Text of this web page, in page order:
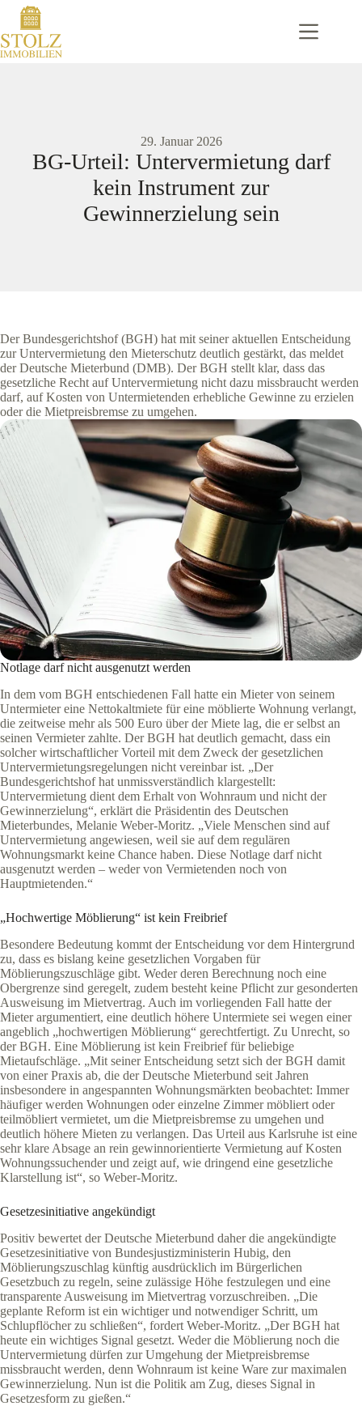
Zum
Inhalt
springen
29. Januar 2026
BG-Urteil: Untervermietung darf
kein Instrument zur
Gewinnerzielung sein
Der Bundesgerichtshof (BGH) hat mit seiner aktuellen Entscheidung
zur Untervermietung den Mieterschutz deutlich gestärkt, das meldet
der Deutsche Mieterbund (DMB). Der BGH stellt klar, dass das
gesetzliche Recht auf Untervermietung nicht dazu missbraucht werden
darf, auf Kosten von Untermietenden erhebliche Gewinne zu erzielen
oder die Mietpreisbremse zu umgehen.
Notlage darf nicht ausgenutzt werden
In dem vom BGH entschiedenen Fall hatte ein Mieter von seinem
Untermieter eine Nettokaltmiete für eine möblierte Wohnung verlangt,
die zeitweise mehr als 500 Euro über der Miete lag, die er selbst an
seinen Vermieter zahlte. Der BGH hat deutlich gemacht, dass ein
solcher wirtschaftlicher Vorteil mit dem Zweck der gesetzlichen
Untervermietungsregelungen nicht vereinbar ist. „Der
Bundesgerichtshof hat unmissverständlich klargestellt:
Untervermietung dient dem Erhalt von Wohnraum und nicht der
Gewinnerzielung“, erklärt die Präsidentin des Deutschen
Mieterbundes, Melanie Weber-Moritz. „Viele Menschen sind auf
Untervermietung angewiesen, weil sie auf dem regulären
Wohnungsmarkt keine Chance haben. Diese Notlage darf nicht
ausgenutzt werden – weder von Vermietenden noch von
Hauptmietenden.“
„Hochwertige Möblierung“ ist kein Freibrief
Besondere Bedeutung kommt der Entscheidung vor dem Hintergrund
zu, dass es bislang keine gesetzlichen Vorgaben für
Möblierungszuschläge gibt. Weder deren Berechnung noch eine
Obergrenze sind geregelt, zudem besteht keine Pflicht zur gesonderten
Ausweisung im Mietvertrag. Auch im vorliegenden Fall hatte der
Mieter argumentiert, eine deutlich höhere Untermiete sei wegen einer
angeblich „hochwertigen Möblierung“ gerechtfertigt. Zu Unrecht, so
der BGH. Eine Möblierung ist kein Freibrief für beliebige
Mietaufschläge. „Mit seiner Entscheidung setzt sich der BGH damit
von einer Praxis ab, die der Deutsche Mieterbund seit Jahren
insbesondere in angespannten Wohnungsmärkten beobachtet: Immer
häufiger werden Wohnungen oder einzelne Zimmer möbliert oder
teilmöbliert vermietet, um die Mietpreisbremse zu umgehen und
deutlich höhere Mieten zu verlangen. Das Urteil aus Karlsruhe ist eine
sehr klare Absage an rein gewinnorientierte Vermietung auf Kosten
Wohnungssuchender und zeigt auf, wie dringend eine gesetzliche
Klarstellung ist“, so Weber-Moritz.
Gesetzesinitiative angekündigt
Positiv bewertet der Deutsche Mieterbund daher die angekündigte
Gesetzesinitiative von Bundesjustizministerin Hubig, den
Möblierungszuschlag künftig ausdrücklich im Bürgerlichen
Gesetzbuch zu regeln, seine zulässige Höhe festzulegen und eine
transparente Ausweisung im Mietvertrag vorzuschreiben. „Die
geplante Reform ist ein wichtiger und notwendiger Schritt, um
Schlupflöcher zu schließen“, fordert Weber-Moritz. „Der BGH hat
heute ein wichtiges Signal gesetzt. Weder die Möblierung noch die
Untervermietung dürfen zur Umgehung der Mietpreisbremse
missbraucht werden, denn Wohnraum ist keine Ware zur maximalen
Gewinnerzielung. Nun ist die Politik am Zug, dieses Signal in
Gesetzesform zu gießen.“